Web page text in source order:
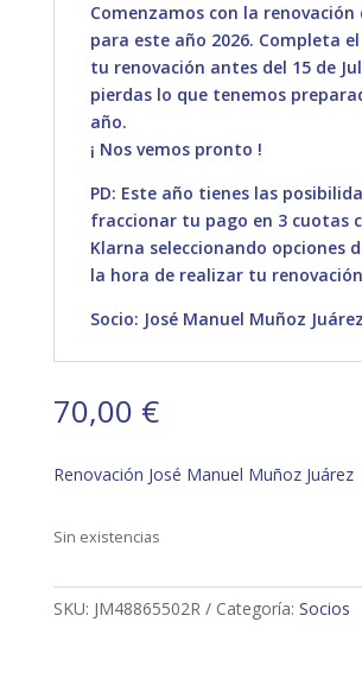
Comenzamos con la renovación
para este año 2026. Completa
tu renovación antes del 15 de
pierdas lo que tenemos
año.
¡ Nos vemos pronto !
PD: Este año tienes las
fraccionar tu pago en 3 cuotas
Klarna seleccionando opciones
la hora de realizar tu
Socio: José Manuel Muñoz Juárez
70,00 €
Renovación José Manuel Muñoz Juárez
Sin existencias
SKU: JM48865502R Categoría: Socios